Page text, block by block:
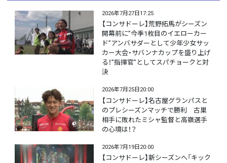
2026年7月27日17:25
【コンサドーレ】荒野拓馬がシーズン
開幕前に”今季1枚目のイエローカー
ド”アンバサダーとして少年少女サッ
カー大会・サバンナカップを盛り上げ
る！”指揮官”としてスパチョークと対
決
2026年7月25日20:00
【コンサドーレ】名古屋グランパスと
のプレシーズンマッチで勝利 古巣
相手に敗れたミシャ監督と高嶺選手
の心境は！？
2026年7月19日20:00
【コンサドーレ】新シーズンへ「キック